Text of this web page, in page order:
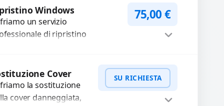
i dati
Preventivo
Windows
un servizio
di ripristino
il sistema per
75,00€
Cover
la sostituzione
cover danneggiata,
SU RICHIESTA